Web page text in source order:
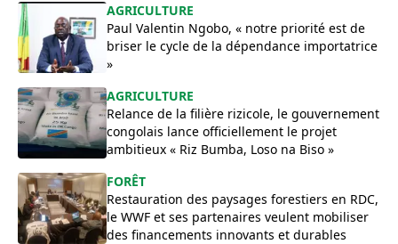
AGRICULTURE
Paul Valentin Ngobo, « notre priorité est de
briser le cycle de la dépendance importatrice
»
AGRICULTURE
Relance de la filière rizicole, le gouvernement
congolais lance officiellement le projet
ambitieux « Riz Bumba, Loso na Biso »
FORÊT
Restauration des paysages forestiers en RDC,
le WWF et ses partenaires veulent mobiliser
des financements innovants et durables